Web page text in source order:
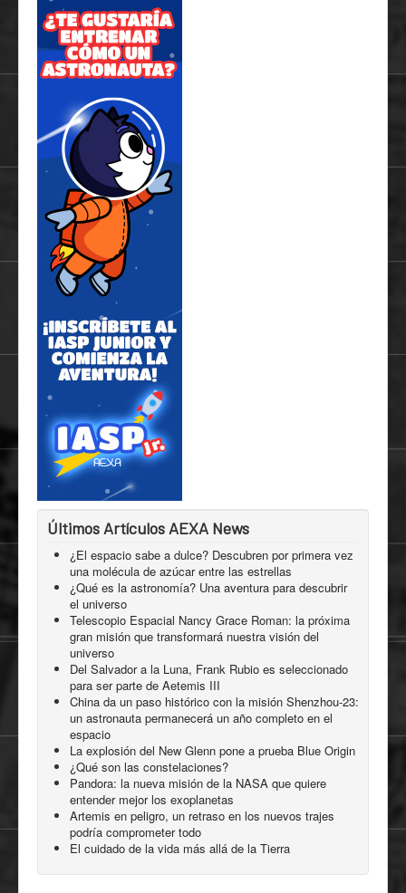
Últimos Artículos AEXA News
¿El espacio sabe a dulce? Descubren por primera vez
una molécula de azúcar entre las estrellas
¿Qué es la astronomía? Una aventura para descubrir
el universo
Telescopio Espacial Nancy Grace Roman: la próxima
gran misión que transformará nuestra visión del
universo
Del Salvador a la Luna, Frank Rubio es seleccionado
para ser parte de Aetemis III
China da un paso histórico con la misión Shenzhou-23:
un astronauta permanecerá un año completo en el
espacio
La explosión del New Glenn pone a prueba Blue Origin
¿Qué son las constelaciones?
Pandora: la nueva misión de la NASA que quiere
entender mejor los exoplanetas
Artemis en peligro, un retraso en los nuevos trajes
podría comprometer todo
El cuidado de la vida más allá de la Tierra